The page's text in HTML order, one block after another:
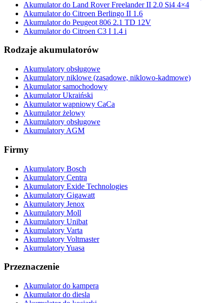
Akumulator do Land Rover Freelander II 2.0 Si4 4×4
Akumulator do Citroen Berlingo II 1.6
Akumulator do Peugeot 806 2.1 TD 12V
Akumulator do Citroen C3 I 1.4 i
Rodzaje akumulatorów
Akumulatory obsługowe
Akumulatory niklowe (zasadowe, niklowo-kadmowe)
Akumulator samochodowy
Akumulator Ukraiński
Akumulator wapniowy CaCa
Akumulator żelowy
Akumulatory obsługowe
Akumulatory AGM
Firmy
Akumulatory Bosch
Akumulatory Centra
Akumulatory Exide Technologies
Akumulatory Gigawatt
Akumulatory Jenox
Akumulatory Moll
Akumulatory Unibat
Akumulatory Varta
Akumulatory Voltmaster
Akumulatory Yuasa
Przeznaczenie
Akumulator do kampera
Akumulator do diesla